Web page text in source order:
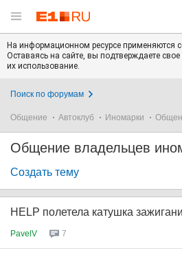
На информационном ресурсе применяются
Оставаясь на сайте, вы подтверждаете свое
их использование.
Поиск по форумам
Общение Автоклуб Иномарки
Общение владельцев
Создать тему
HELP полетела катушка
PavelV 7